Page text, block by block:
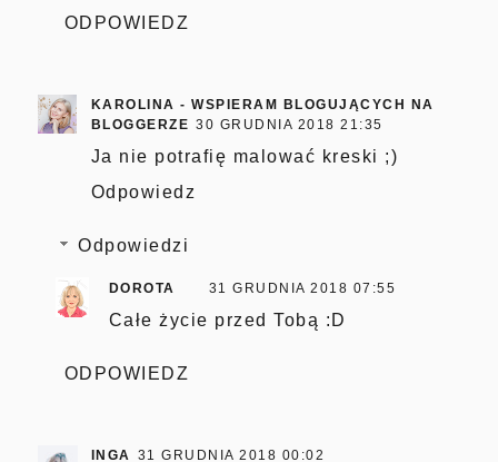
ODPOWIEDZ
KAROLINA - WSPIERAM BLOGUJĄCYCH NA
BLOGGERZE 30 GRUDNIA 2018 21:35
Ja nie potrafię malować kreski ;)
Odpowiedz
Odpowiedzi
DOROTA 31 GRUDNIA 2018 07:55
Całe życie przed Tobą :D
ODPOWIEDZ
INGA 31 GRUDNIA 2018 00:02